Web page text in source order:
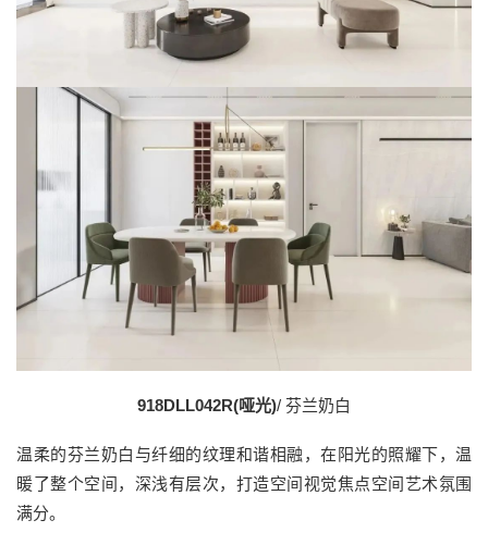
918DLL042R(哑光)/ 芬兰奶白
温柔的芬兰奶白与纤细的纹理和谐相融，在阳光的照耀下，温
暖了整个空间，深浅有层次，打造空间视觉焦点空间艺术氛围
满分。